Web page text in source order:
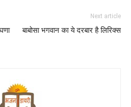
Next article
बाबोसा भगवान का ये दरबार है लिरिक्स